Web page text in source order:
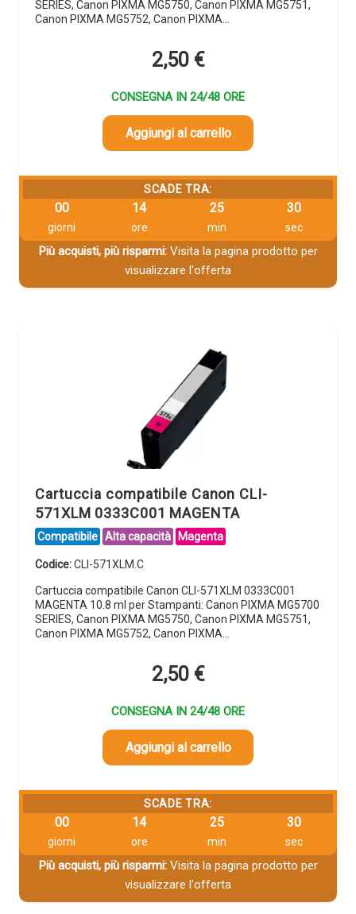
SERIES, Canon PIXMA MG5750, Canon PIXMA MG5751,
Canon PIXMA MG5752, Canon PIXMA…
2,50 €
CONSEGNA IN 24/48 ORE
Aggiungi al carrello
SCADE TRA:
00
giorni
14
ore
25
min
29
sec
Più acquisti, più risparmi:Visita la pagina prodotto per
visualizzare l'offerta
Cartuccia compatibile Canon CLI-
571XLM 0333C001 MAGENTA
Compatibile Alta capacità Magenta
Codice:CLI-571XLM.C
Cartuccia compatibile Canon CLI-571XLM 0333C001
MAGENTA 10.8 ml per Stampanti: Canon PIXMA MG5700
SERIES, Canon PIXMA MG5750, Canon PIXMA MG5751,
Canon PIXMA MG5752, Canon PIXMA…
2,50 €
CONSEGNA IN 24/48 ORE
Aggiungi al carrello
SCADE TRA:
00
giorni
14
ore
25
min
29
sec
Più acquisti, più risparmi:Visita la pagina prodotto per
visualizzare l'offerta